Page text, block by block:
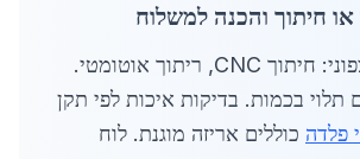
ייצור במפעל צפוני: חיתוך CNC, ריתוך אוטומטי.
10 ימים תלוי בכמות. בדיקות איכות לפי תקן
פלדה כוללים אריזה מוגנת. לוח